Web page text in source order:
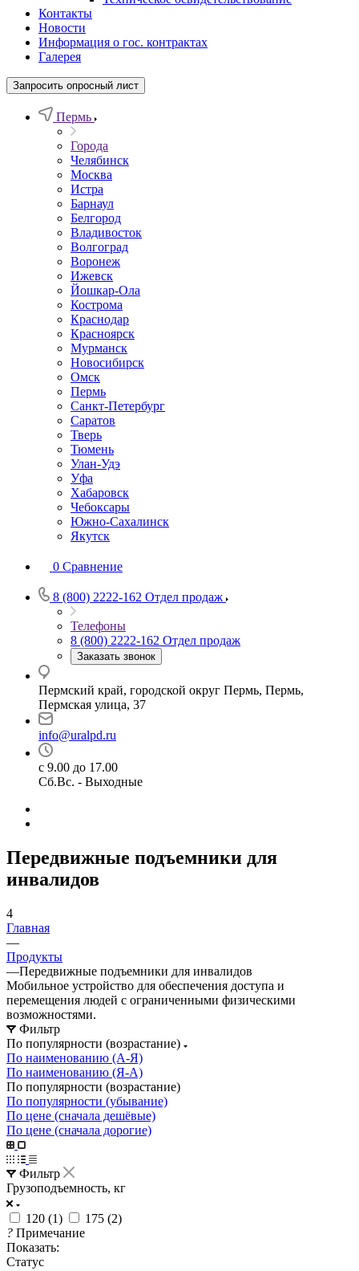
Контакты
Новости
Информация о гос. контрактах
Галерея
Запросить опросный лист
Пермь
Города
Челябинск
Москва
Истра
Барнаул
Белгород
Владивосток
Волгоград
Воронеж
Ижевск
Йошкар-Ола
Кострома
Краснодар
Красноярск
Мурманск
Новосибирск
Омск
Пермь
Санкт-Петербург
Саратов
Тверь
Тюмень
Улан-Удэ
Уфа
Хабаровск
Чебоксары
Южно-Сахалинск
Якутск
0 Сравнение
8 (800) 2222-162 Отдел продаж
Телефоны
8 (800) 2222-162 Отдел продаж
Заказать звонок
Пермский край, городской округ Пермь, Пермь,
Пермская улица, 37
info@uralpd.ru
с 9.00 до 17.00
Сб.Вс. - Выходные
Передвижные подъемники для
инвалидов
4
Главная
—
Продукты
—Передвижные подъемники для инвалидов
Мобильное устройство для обеспечения доступа и
перемещения людей с ограниченными физическими
возможностями.
Фильтр
По популярности (возрастание)
По наименованию (А-Я)
По наименованию (Я-А)
По популярности (возрастание)
По популярности (убывание)
По цене (сначала дешёвые)
По цене (сначала дорогие)
Фильтр
Грузоподъемность, кг
120 (1) 175 (2)
? Примечание
Показать:
Статус